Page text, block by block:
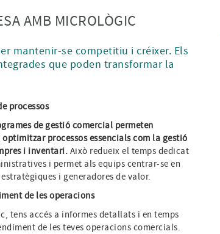
AMB MICROLÒGIC
mantenir-se competitiu i créixer. Els
que poden transformar la
processos
de gestió comercial permeten
processos essencials com la gestió
i inventari. Això redueix el temps dedicat
i permet als equips centrar-se en
i generadores de valor.
de les operacions
tens accés a informes detallats i en temps
de les teves operacions comercials.